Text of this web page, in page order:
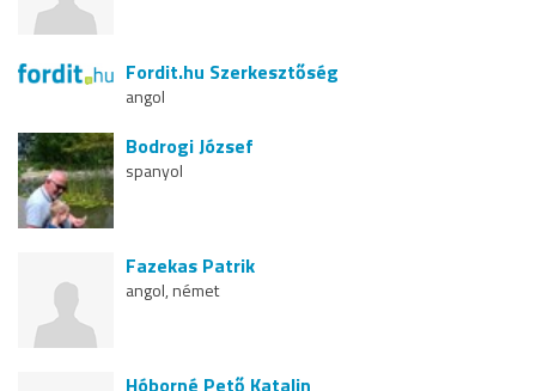
Fordit.hu Szerkesztőség
angol
Bodrogi József
spanyol
Fazekas Patrik
angol, német
Hóborné Pető Katalin